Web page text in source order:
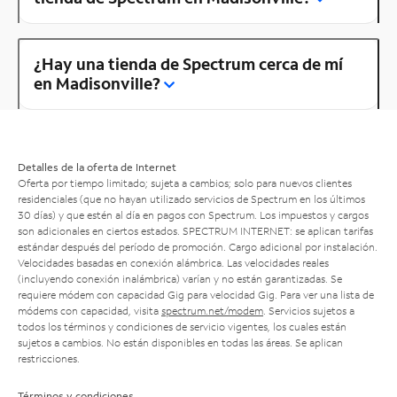
¿Hay una tienda de Spectrum cerca de mí
en Madisonville?
Detalles de la oferta de Internet
Oferta por tiempo limitado; sujeta a cambios; solo para nuevos clientes
residenciales (que no hayan utilizado servicios de Spectrum en los últimos
30 días) y que estén al día en pagos con Spectrum. Los impuestos y cargos
son adicionales en ciertos estados. SPECTRUM INTERNET: se aplican tarifas
estándar después del período de promoción. Cargo adicional por instalación.
Velocidades basadas en conexión alámbrica. Las velocidades reales
(incluyendo conexión inalámbrica) varían y no están garantizadas. Se
requiere módem con capacidad Gig para velocidad Gig. Para ver una lista de
módems con capacidad, visita spectrum.net/modem . Servicios sujetos a
todos los términos y condiciones de servicio vigentes, los cuales están
sujetos a cambios. No están disponibles en todas las áreas. Se aplican
restricciones.